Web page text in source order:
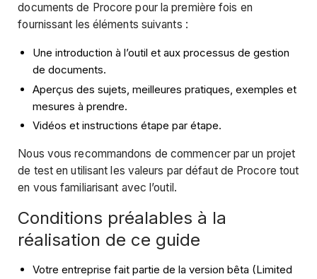
documents de Procore pour la première fois en
fournissant les éléments suivants :
Une introduction à l’outil et aux processus de gestion
de documents.
Aperçus des sujets, meilleures pratiques, exemples et
mesures à prendre.
Vidéos et instructions étape par étape.
Nous vous recommandons de commencer par un projet
de test en utilisant les valeurs par défaut de Procore tout
en vous familiarisant avec l’outil.
Conditions préalables à la
réalisation de ce guide
Votre entreprise fait partie de la version bêta (Limited